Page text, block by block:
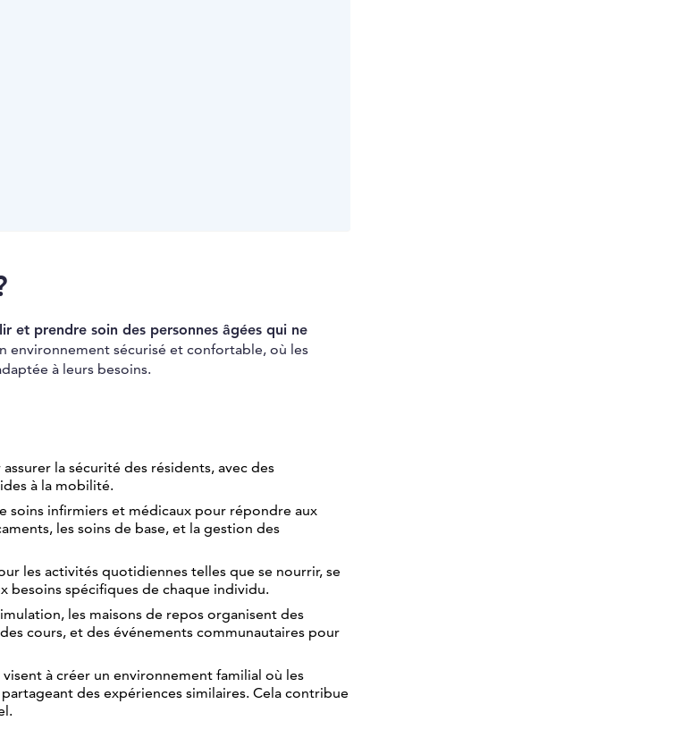
et prendre soin des personnes âgées qui ne
environnement sécurisé et confortable, où les
à leurs besoins.
la sécurité des résidents, avec des
à la mobilité.
soins infirmiers et médicaux pour répondre aux
les soins de base, et la gestion des
les activités quotidiennes telles que se nourrir, se
besoins spécifiques de chaque individu.
les maisons de repos organisent des
cours, et des événements communautaires pour
visent à créer un environnement familial où les
des expériences similaires. Cela contribue